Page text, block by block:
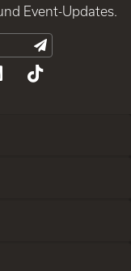
Event-Updates.